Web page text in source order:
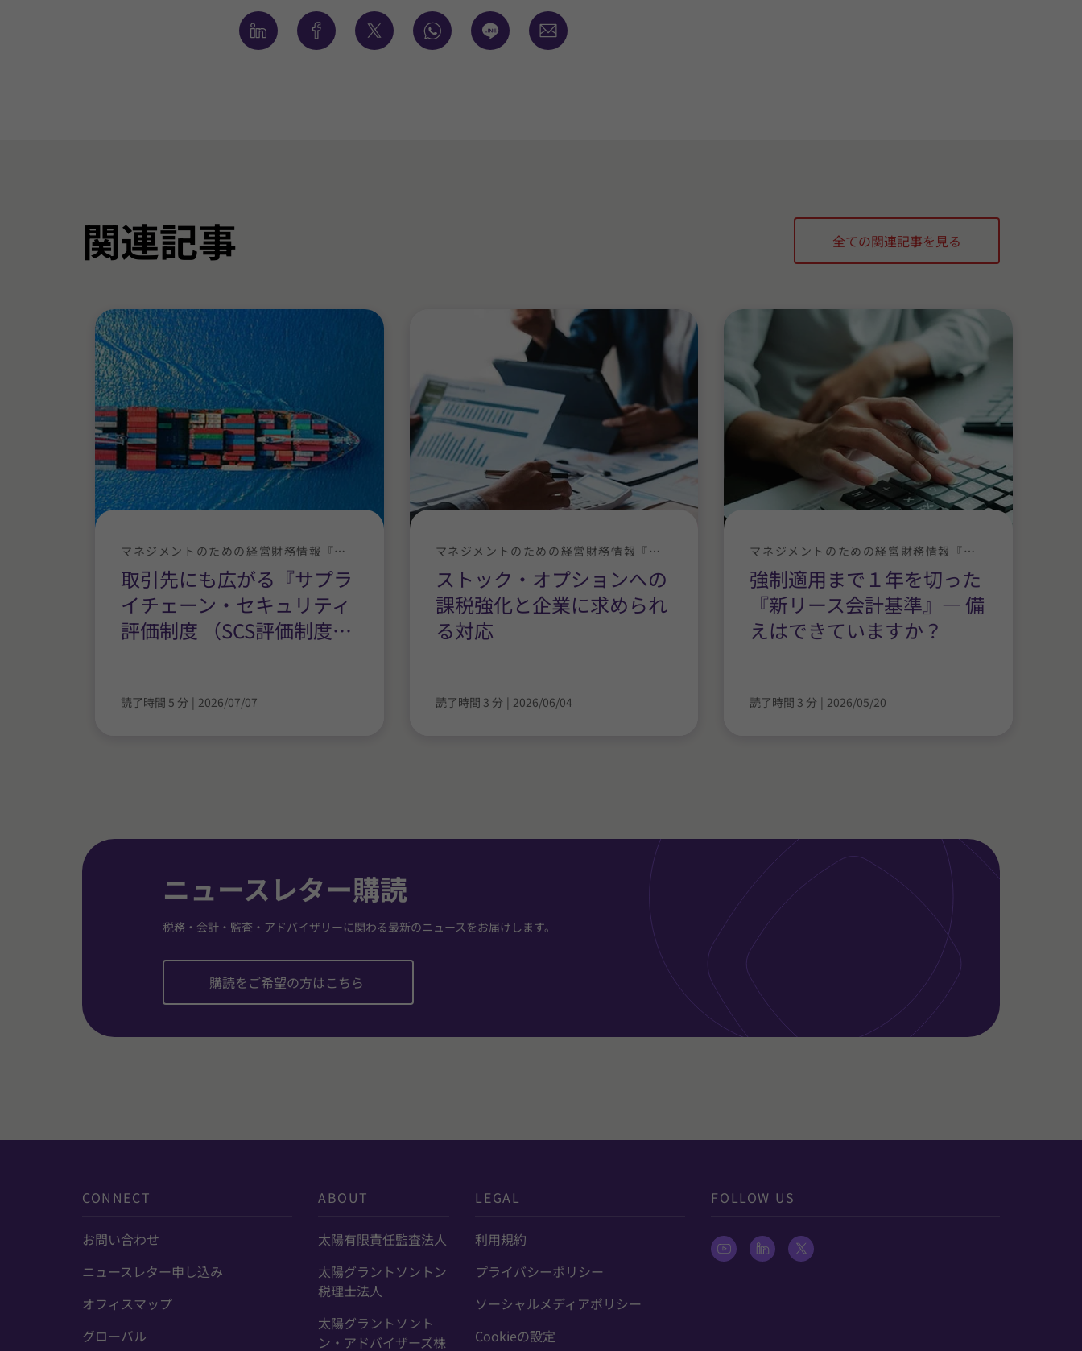
関連記事 全ての関連記事を見る
取引先にも広がる『サプラ
イチェーン・セキュリティ
評価制度 （SCS評価制度…
マネジメントのための経営財務情報『拝啓社長殿』
読了時間 5 分 | 2026/07/07
ストック・オプションへの
課税強化と企業に求められ
る対応
マネジメントのための経営財務情報『拝啓社長殿』
読了時間 3 分 | 2026/06/04
強制適用まで１年を切った
『新リース会計基準』― 備
えはできていますか？
マネジメントのための経営財務情報『拝啓社長殿』
読了時間 3 分 | 2026/05/20
ニュースレター購読
税務・会計・監査・アドバイザリーに関わる最新のニュースをお届けします。
購読をご希望の方はこちら
CONNECT
お問い合わせ
ニュースレター申し込み
オフィスマップ
グローバル
ABOUT
太陽有限責任監査法人
太陽グラントソントン
税理士法人
太陽グラントソント
ン・アドバイザーズ株
LEGAL
利用規約
プライバシーポリシー
ソーシャルメディアポリシー
Cookieの設定
FOLLOW US